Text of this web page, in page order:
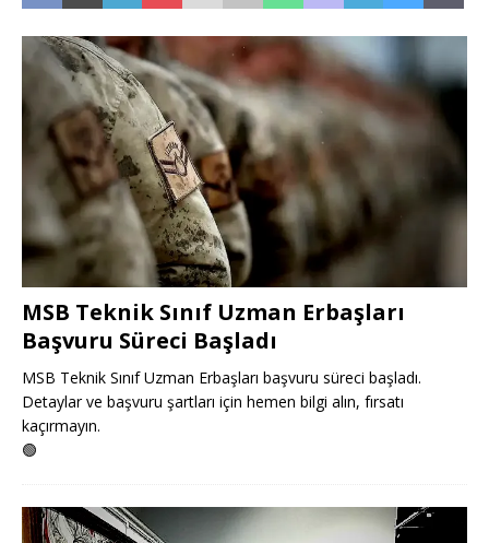
MSB Teknik Sınıf Uzman Erbaşları
Başvuru Süreci Başladı
MSB Teknik Sınıf Uzman Erbaşları başvuru süreci başladı.
Detaylar ve başvuru şartları için hemen bilgi alın, fırsatı
kaçırmayın.
🟢